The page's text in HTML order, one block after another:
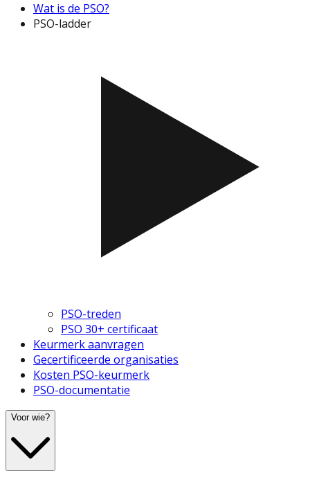
Wat is de PSO?
PSO-ladder
PSO-treden
PSO 30+ certificaat
Keurmerk aanvragen
Gecertificeerde organisaties
Kosten PSO-keurmerk
PSO-documentatie
Voor wie?